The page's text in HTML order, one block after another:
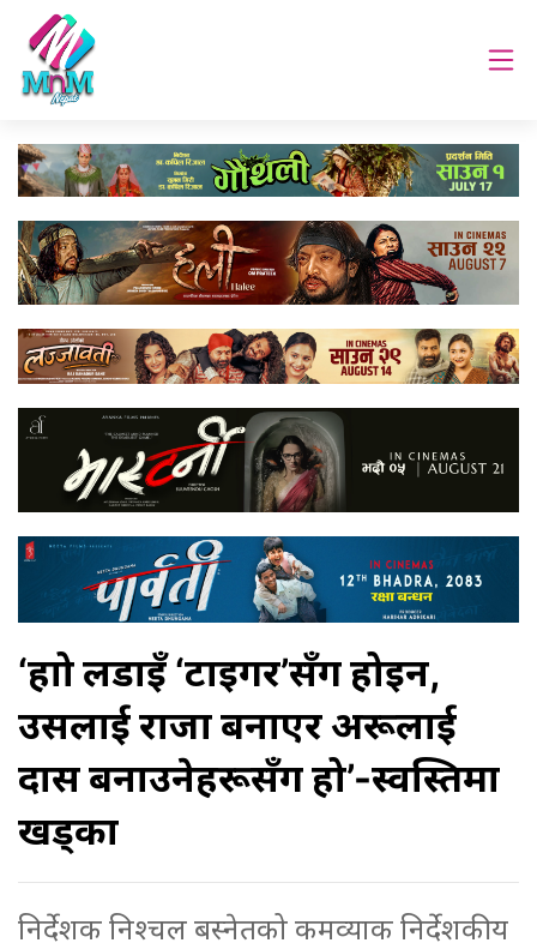
‘हाम्रो लडाइँ ‘टाइगर’सँग होइन,
उसलाई राजा बनाएर अरूलाई
दास बनाउनेहरूसँग हो’-स्वस्तिमा
खड्का
निर्देशक निश्चल बस्नेतको कमव्याक निर्देशकीय